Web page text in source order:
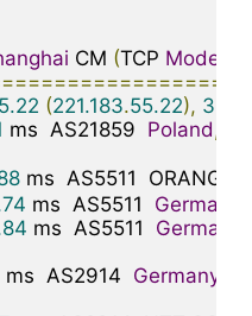
CM (TCP Mode
(221.183.55.22), 30
ms  AS21859 Poland,
ms  AS5511  ORANGE
ms  AS5511 Germany
ms  AS5511 Germany
ms  AS2914 Germany